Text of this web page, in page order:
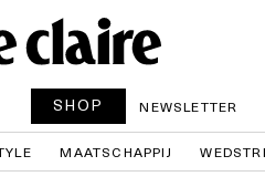
SHOP NEWSLETTER
MAATSCHAPPIJ